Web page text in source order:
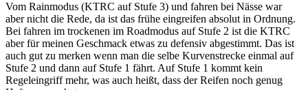
Vom Rainmodus (KTRC auf Stufe 3) und fahren bei Nässe war
aber nicht die Rede, da ist das frühe eingreifen absolut in Ordnung.
Bei fahren im trockenen im Roadmodus auf Stufe 2 ist die KTRC
aber für meinen Geschmack etwas zu defensiv abgestimmt. Das ist
auch gut zu merken wenn man die selbe Kurvenstrecke einmal auf
Stufe 2 und dann auf Stufe 1 fährt. Auf Stufe 1 kommt kein
Regeleingriff mehr, was auch heißt, dass der Reifen noch genug